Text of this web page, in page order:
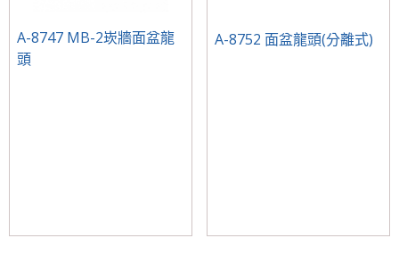
A-8747 MB-2崁牆面盆龍
頭
A-8752 面盆龍頭(分離式)